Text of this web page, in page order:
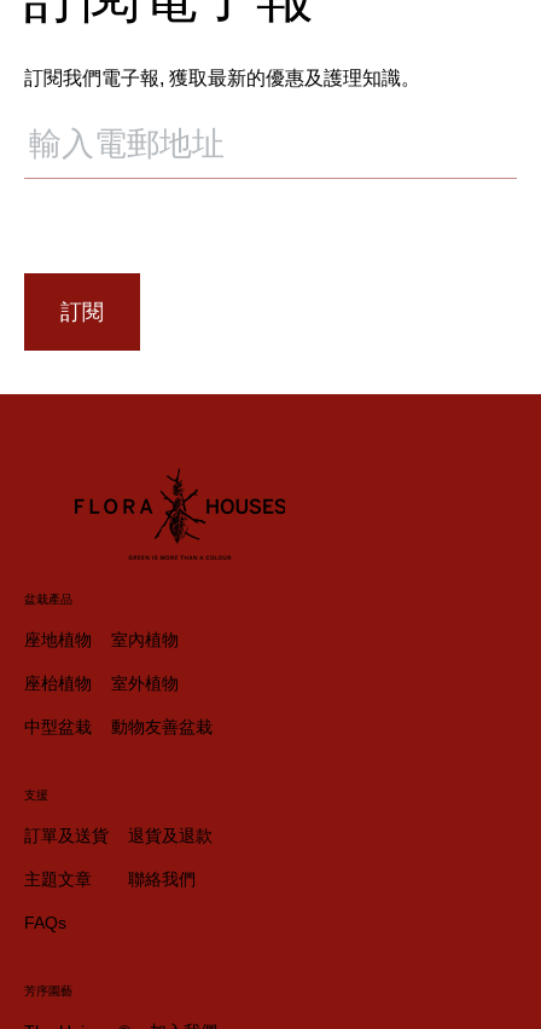
訂閱我們電子報, 獲取最新的優惠及護理知識。
訂閱
盆栽產品
座地植物
座枱植物
中型盆栽
室內植物
室外植物
動物友善盆栽
支援
訂單及送貨
主題文章
FAQs
退貨及退款
聯絡我們
芳序園藝